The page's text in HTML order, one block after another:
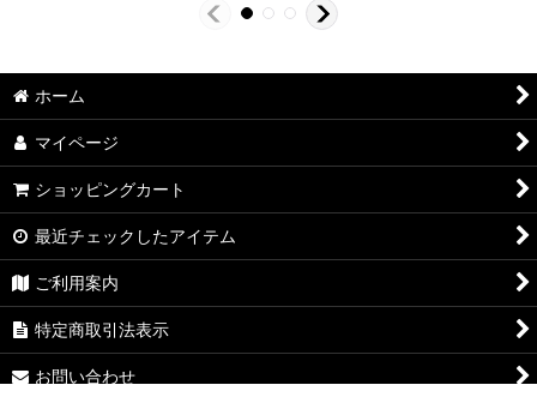
ホーム
マイページ
ショッピングカート
最近チェックしたアイテム
ご利用案内
特定商取引法表示
お問い合わせ